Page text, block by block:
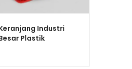
Industri
Plastik